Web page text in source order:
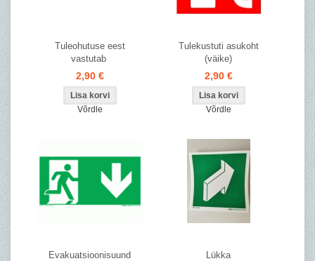
Tuleohutuse eest
vastutab
2,90 €
Võrdle
Tulekustuti asukoht
(väike)
2,90 €
Võrdle
Evakuatsioonisuund
Lükka